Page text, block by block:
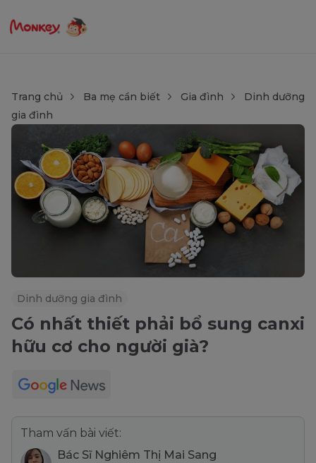
Trang chủ Ba mẹ cần biết Gia đình
Dinh dưỡng
gia đình
Dinh dưỡng gia đình
Có nhất thiết phải bổ sung canxi
hữu cơ cho người già?
Tham vấn bài viết:
Bác Sĩ Nghiêm Thị Mai Sang